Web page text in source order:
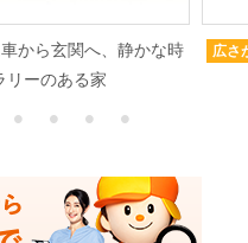
から玄関へ、静かな時
リーのある家
広さ